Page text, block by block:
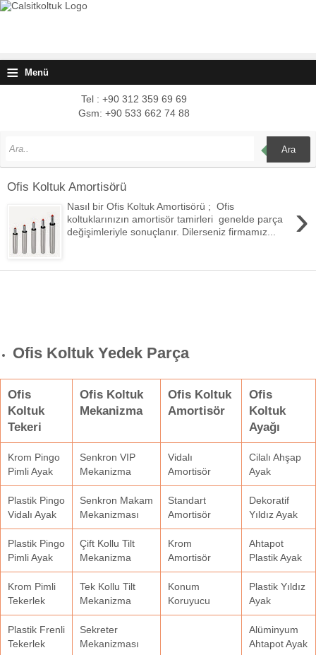
≡ Menü
Tel : +90 312 359 69 69
Gsm: +90 533 662 74 88
Ara
Ofis Koltuk Amortisörü
›
Nasıl bir Ofis Koltuk Amortisörü ; Ofis
koltuklarınızın amortisör tamirleri genelde parça
değişimleriyle sonuçlanır. Dilerseniz firmamız...
Ofis Koltuk Yedek Parça
Ofis
Koltuk
Tekeri
Ofis Koltuk
Mekanizma
Ofis Koltuk
Amortisör
Ofis
Koltuk
Ayağı
Krom Pingo
Pimli Ayak
Senkron VIP
Mekanizma
Vidalı
Amortisör
Cilalı Ahşap
Ayak
Plastik Pingo
Vidalı Ayak
Senkron Makam
Mekanizması
Standart
Amortisör
Dekoratif
Yıldız Ayak
Plastik Pingo
Pimli Ayak
Çift Kollu Tilt
Mekanizma
Krom
Amortisör
Ahtapot
Plastik Ayak
Krom Pimli
Tekerlek
Tek Kollu Tilt
Mekanizma
Konum
Koruyucu
Plastik Yıldız
Ayak
Plastik Frenli
Tekerlek
Sekreter
Mekanizması
Alüminyum
Ahtapot Ayak